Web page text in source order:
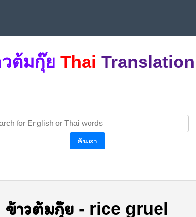
ต้มกุ๊ย Thai Translation
ค้นหา
ข้าวต้มกุ๊ย - rice gruel